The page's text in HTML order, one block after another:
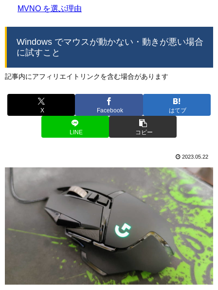
MVNO を選ぶ理由
Windows でマウスが動かない・動きが悪い場合
に試すこと
記事内にアフィリエイトリンクを含む場合があります
X Facebook はてブ
LINE コピー
2023.05.22